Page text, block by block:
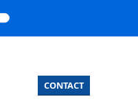
CONTACT